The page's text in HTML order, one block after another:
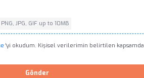
PNG, JPG, GIF up to 10MB
'yi okudum. Kişisel verilerimin belirtilen kapsamda
Gönder